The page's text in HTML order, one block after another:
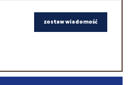
zostaw wiadomość